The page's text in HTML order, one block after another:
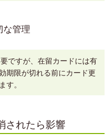
な管理
ですが、在留カードには有
期限が切れる前にカード更
す。
されたら影響